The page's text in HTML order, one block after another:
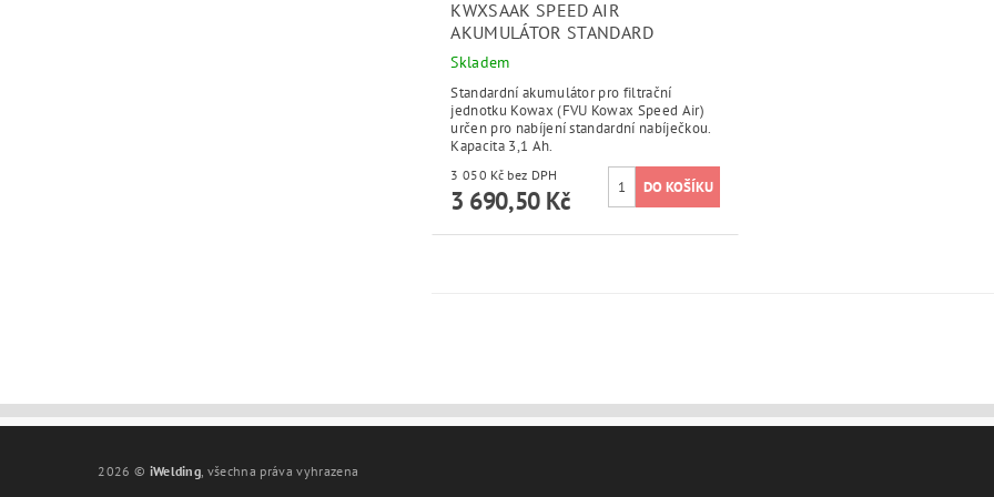
KWXSAAK SPEED AIR
AKUMULÁTOR STANDARD
Skladem
Standardní akumulátor pro filtrační
jednotku Kowax (FVU Kowax Speed Air)
určen pro nabíjení standardní nabíječkou.
Kapacita 3,1 Ah.
3 050 Kč bez DPH
3 690,50 Kč
2026 © iWelding , všechna práva vyhrazena